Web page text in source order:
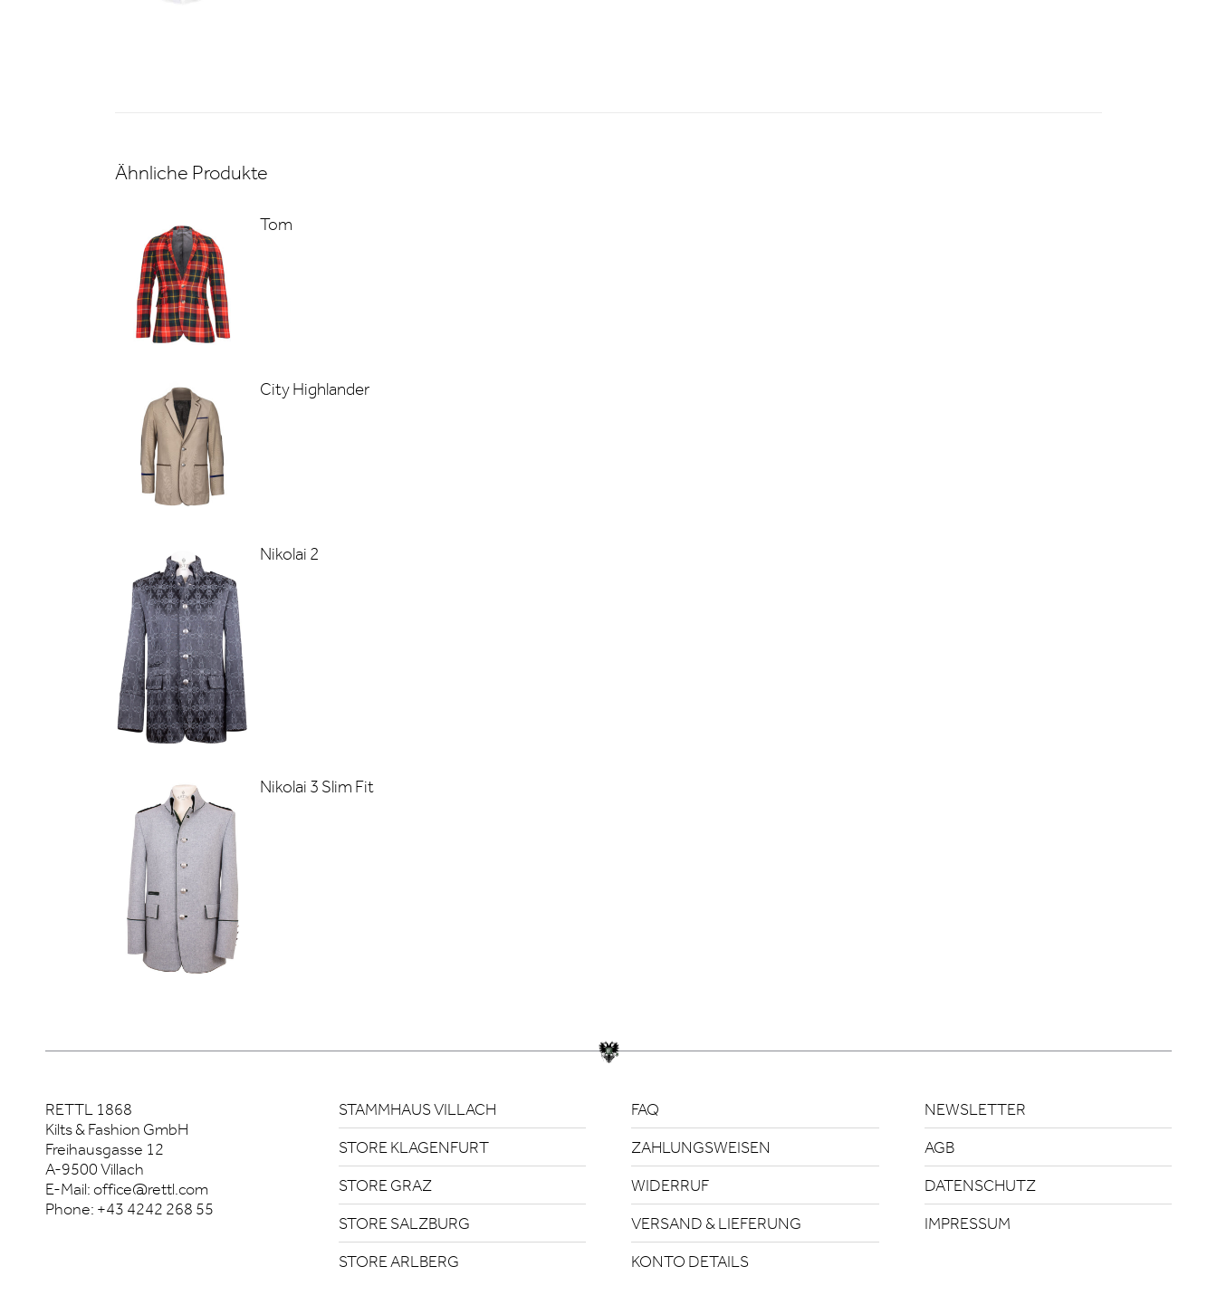
Ähnliche Produkte
Tom
City Highlander
Nikolai 2
Nikolai 3 Slim Fit
RETTL 1868
Kilts & Fashion GmbH
Freihausgasse 12
A-9500 Villach
E-Mail:office@rettl.com
Phone: +43 4242 268 55
STAMMHAUS VILLACH
STORE KLAGENFURT
STORE GRAZ
STORE SALZBURG
STORE ARLBERG
FAQ
ZAHLUNGSWEISEN
WIDERRUF
VERSAND & LIEFERUNG
KONTO DETAILS
NEWSLETTER
AGB
DATENSCHUTZ
IMPRESSUM